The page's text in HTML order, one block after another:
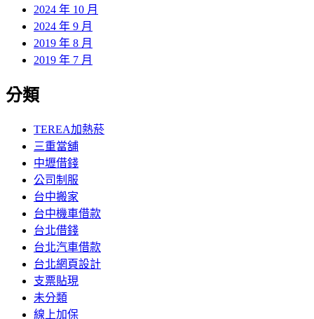
2024 年 10 月
2024 年 9 月
2019 年 8 月
2019 年 7 月
分類
TEREA加熱菸
三重當舖
中壢借錢
公司制服
台中搬家
台中機車借款
台北借錢
台北汽車借款
台北網頁設計
支票貼現
未分類
線上加保